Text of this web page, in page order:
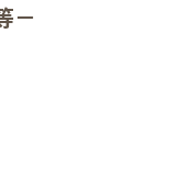
－